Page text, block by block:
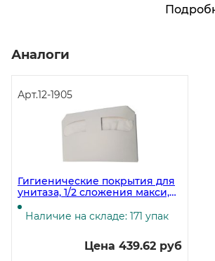
Аналоги
Арт.12-1905
Гигиенические покрытия для
унитаза, 1/2 сложения макси,
37х40,8 см, 250 штук
Наличие на складе: 171 упак
Цена 439.62 руб